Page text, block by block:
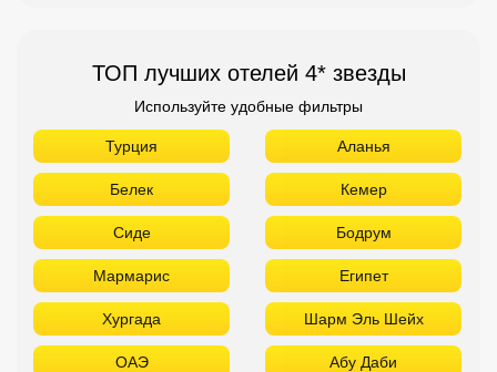
ТОП лучших отелей 4* звезды
Используйте удобные фильтры
Турция Аланья
Белек Кемер
Сиде Бодрум
Мармарис Египет
Хургада Шарм Эль Шейх
ОАЭ Абу Даби